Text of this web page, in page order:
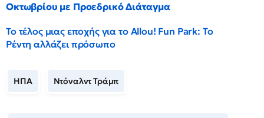
Οκτωβρίου με Προεδρικό Διάταγμα
Το τέλος μιας εποχής για το Allou! Fun Park: Το
Ρέντη αλλάζει πρόσωπο
ΗΠΑ Ντόναλντ Τράμπ